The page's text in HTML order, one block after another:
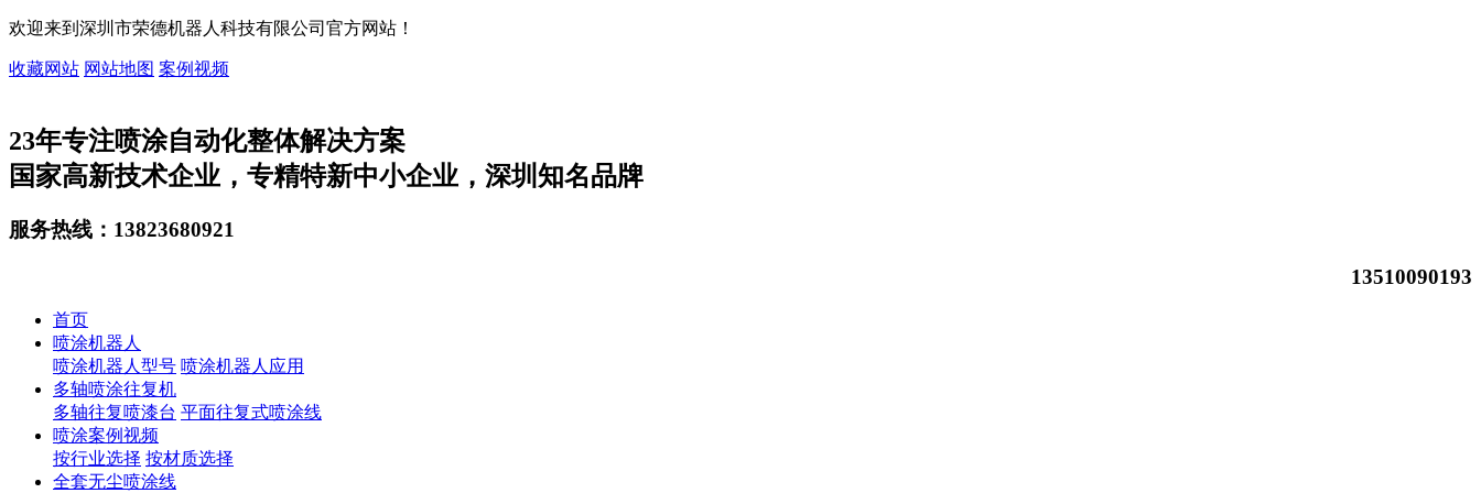
欢迎来到深圳市荣德机器人科技有限公司官方网站！
收藏网站 网站地图 案例视频
23年专注喷涂自动化整体解决方案
国家高新技术企业，专精特新中小企业，深圳知名品牌
服务热线： 13823680921
13510090193
首页
喷涂机器人
喷涂机器人型号 喷涂机器人应用
多轴喷涂往复机
多轴往复喷漆台 平面往复式喷涂线
喷涂案例视频
按行业选择 按材质选择
全套无尘喷涂线